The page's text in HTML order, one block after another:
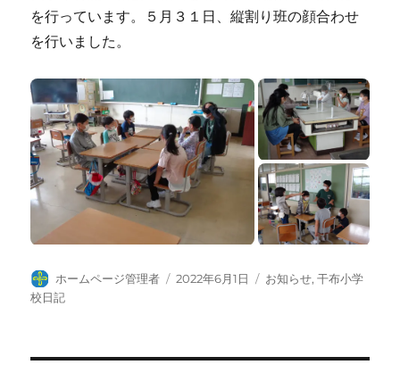
を行っています。５月３１日、縦割り班の顔合わせ
を行いました。
投
稿
ホームページ管理者
投
2022年6月1日
カ
お知らせ,干布小学
校日記